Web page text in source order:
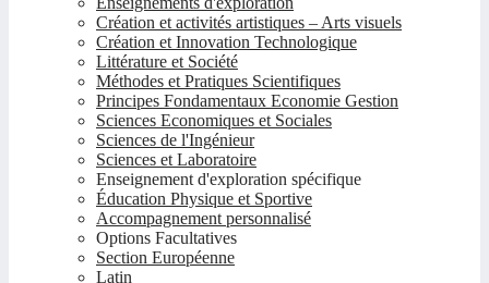
Création et activités artistiques – Arts visuels
Création et Innovation Technologique
Littérature et Société
Méthodes et Pratiques Scientifiques
Principes Fondamentaux Economie Gestion
Sciences Economiques et Sociales
Sciences de l'Ingénieur
Sciences et Laboratoire
Enseignement d'exploration spécifique
Éducation Physique et Sportive
Accompagnement personnalisé
Options Facultatives
Section Européenne
Latin